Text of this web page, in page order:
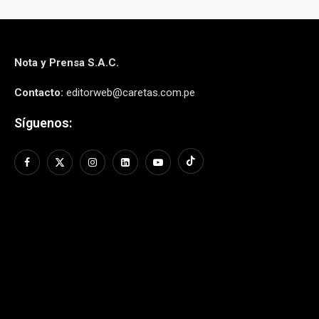
Nota y Prensa S.A.C.
Contacto: editorweb@caretas.com.pe
Síguenos: